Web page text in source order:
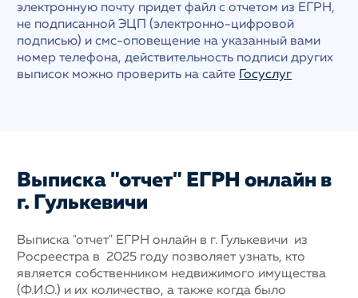
электронную почту придет файл с отчетом из ЕГРН,
не подписанной ЭЦП (электронно-цифровой
подписью) и смс-оповещение на указанный вами
номер телефона, действительность подписи других
выписок можно проверить на сайте
Госуслуг
Выписка "отчет" ЕГРН онлайн в
г. Гулькевичи
Выписка "отчет" ЕГРН онлайн в г. Гулькевичи из
Росреестра в 2025 году позволяет узнать, кто
является собственником недвижимого имущества
(Ф.И.О.) и их количество, а также когда было